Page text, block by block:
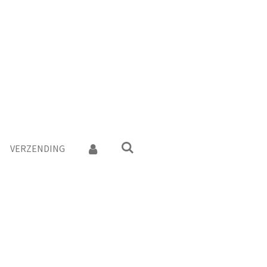
VERZENDING